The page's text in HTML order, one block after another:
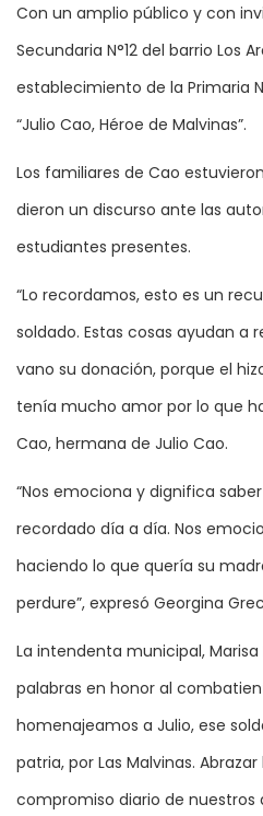
Con un amplio público y con
Secundaria N°12 del barrio Los
establecimiento de la Primaria
“Julio Cao, Héroe de Malvinas”.
Los familiares de Cao
dieron un discurso ante las
estudiantes presentes.
“Lo recordamos, esto es un
soldado. Estas cosas ayudan a
vano su donación, porque el
tenía mucho amor por lo que
Cao, hermana de Julio Cao.
“Nos emociona y dignifica
recordado día a día. Nos
haciendo lo que quería su
perdure”, expresó Georgina
La intendenta municipal, Marisa
palabras en honor al
homenajeamos a Julio, ese
patria, por Las Malvinas.
compromiso diario de